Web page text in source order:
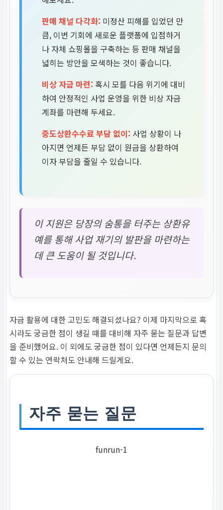
판매 채널 다각화: 미정산 피해를 입었던 만
큼, 이번 기회에 새로운 플랫폼에 입점하거
나 자체 쇼핑몰을 구축하는 등 판매 채널을
넓히는 방안을 모색하는 것이 좋습니다.
비상 자금 마련: 혹시 모를 다음 위기에 대비
하여 안정적인 사업 운영을 위한 비상 자금
계좌를 마련해 두세요.
중도상환수수료 부담 없이: 사업 상황이 나
아지면 언제든 부담 없이 원금을 상환하여
이자 부담을 줄일 수 있습니다.
이 지원은 당장의 숨통을 터주는 상환유
예를 통해 사업 재기의 발판을 마련하는
데 큰 도움이 될 것입니다.
자금 활용에 대한 고민도 해결되셨나요? 이제 마지막으로 혹
시라도 궁금한 점이 생길 때를 대비해 자주 묻는 질문과 답변
을 준비했어요. 이 외에도 궁금한 점이 있다면 언제든지 문의
할 수 있는 연락처도 안내해 드릴게요.
자주 묻는 질문
funrun-1